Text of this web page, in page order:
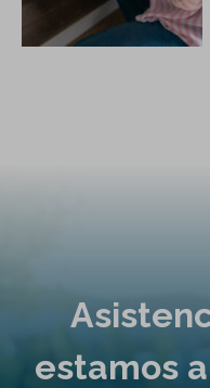
estamos